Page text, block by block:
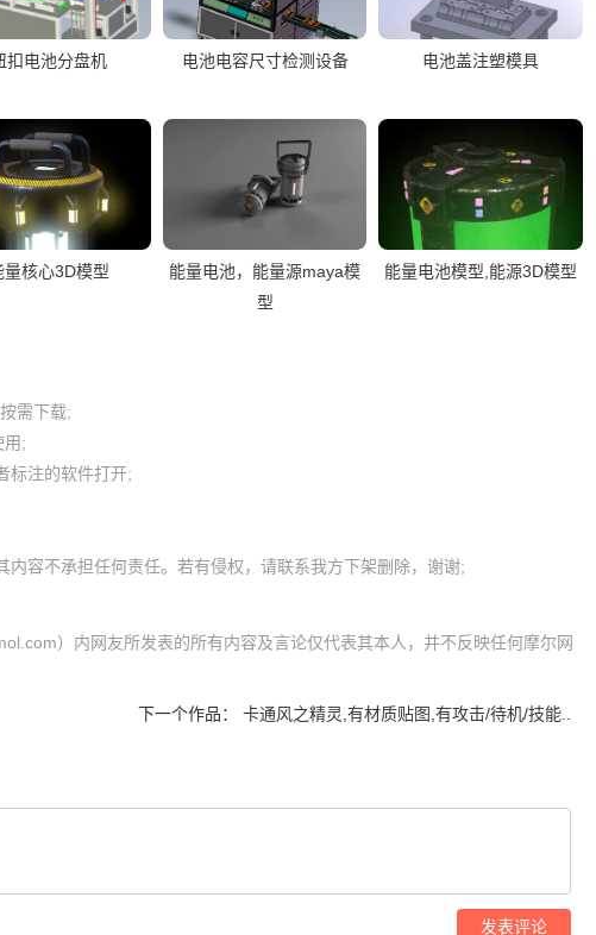
扣电池分盘机 电池电容尺寸检测设备 电池盖注塑模具
量核心3D模型
能量电池，能量源maya模
型
能量电池模型,能源3D模型
需下载;
用;
标注的软件打开;
）内网友所发表的所有内容及言论仅代表其本人，并不反映任何摩尔网
下一个作品： 卡通风之精灵,有材质贴图,有攻击/待机/技能..
发表评论